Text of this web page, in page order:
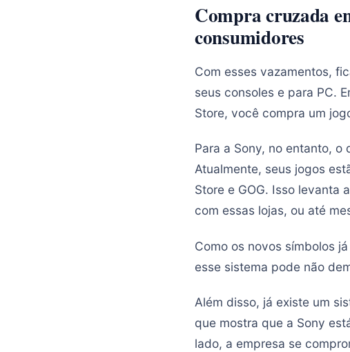
Compra cruzada
consumidores
Com esses vazamentos,
seus consoles e para PC.
Store, você compra um
Para a Sony, no entanto, o
Atualmente, seus jogos
Store e GOG. Isso levanta
com essas lojas, ou até
Como os novos símbolos
esse sistema pode não
Além disso, já existe um
que mostra que a Sony
lado, a empresa se